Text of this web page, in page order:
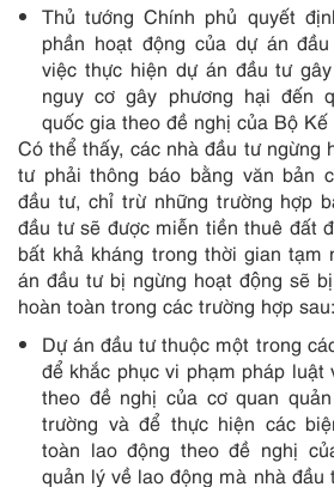
Thủ tướng Chính phủ quyết
phần hoạt động của dự án
việc thực hiện dự án đầu tư
nguy cơ gây phương hại đến
quốc gia theo đề nghị của Bộ
Có thể thấy, các nhà đầu tư ngừng
tư phải thông báo bằng văn bản
đầu tư, chỉ trừ những trường hợp
đầu tư sẽ được miễn tiền thuê đất
bất khả kháng trong thời gian tạm
án đầu tư bị ngừng hoạt động sẽ
hoàn toàn trong các trường hợp sau:
Dự án đầu tư thuộc một trong
để khắc phục vi phạm pháp luật
theo đề nghị của cơ quan
trường và để thực hiện các
toàn lao động theo đề nghị
quản lý về lao động mà nhà đầu